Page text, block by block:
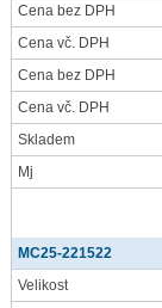
Cena bez DPH
Cena vč. DPH
Cena bez DPH
Cena vč. DPH
Skladem
Mj
MC25-221522
Velikost